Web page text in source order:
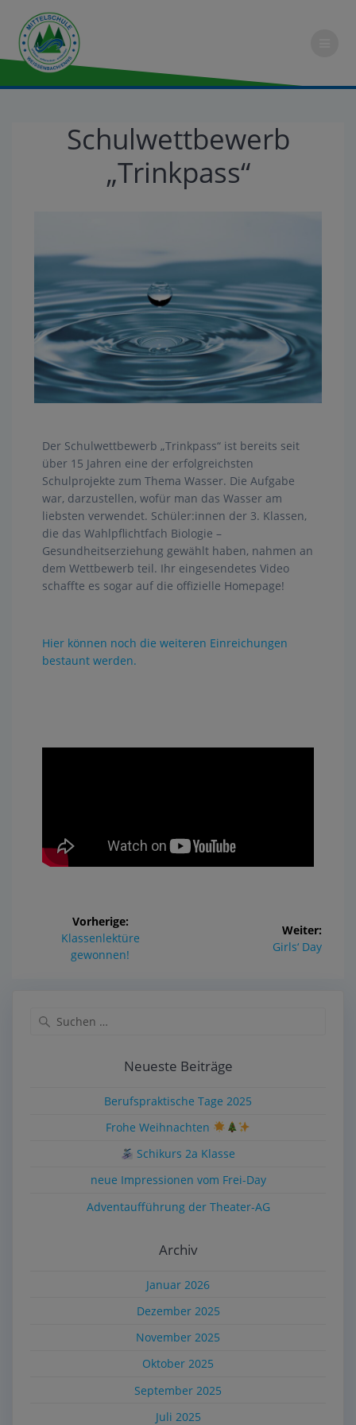
Schulwettbewerb
„Trinkpass“
Der Schulwettbewerb „Trinkpass“ ist bereits seit
über 15 Jahren eine der erfolgreichsten
Schulprojekte zum Thema Wasser. Die Aufgabe
war, darzustellen, wofür man das Wasser am
liebsten verwendet. Schüler:innen der 3. Klassen,
die das Wahlpflichtfach Biologie –
Gesundheitserziehung gewählt haben, nahmen an
dem Wettbewerb teil. Ihr eingesendetes Video
schaffte es sogar auf die offizielle Homepage!
Hier können noch die weiteren Einreichungen
bestaunt werden.
Vorherige:
Klassenlektüre
gewonnen!
Weiter:
Girls‘ Day
Neueste Beiträge
Berufspraktische Tage 2025
Frohe Weihnachten
Schikurs 2a Klasse
neue Impressionen vom Frei-Day
Adventaufführung der Theater-AG
Archiv
Januar 2026
Dezember 2025
November 2025
Oktober 2025
September 2025
Juli 2025